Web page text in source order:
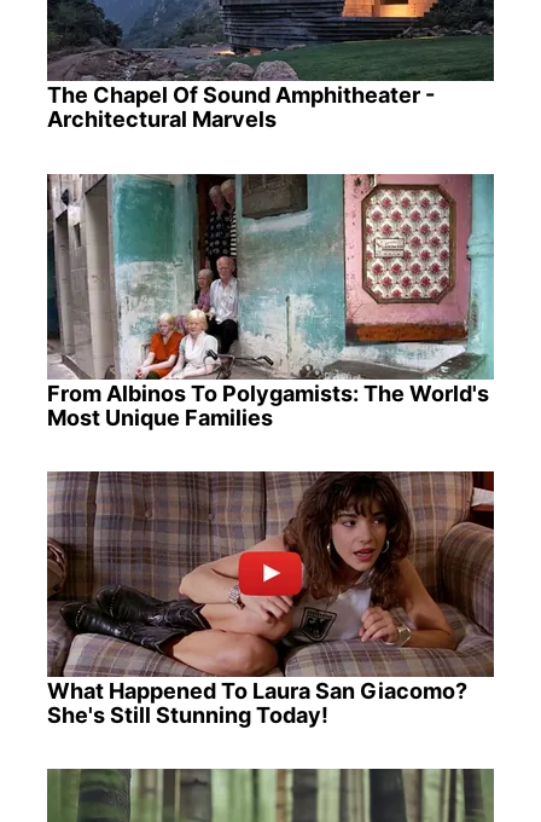
The Chapel Of Sound Amphitheater -
Architectural Marvels
From Albinos To Polygamists: The World's
Most Unique Families
What Happened To Laura San Giacomo?
She's Still Stunning Today!